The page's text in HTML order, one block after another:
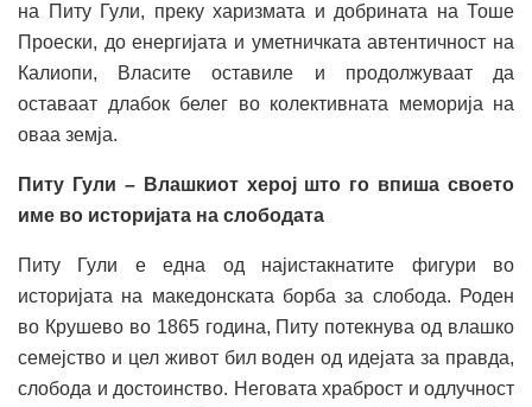
на Питу Гули, преку харизмата и добрината на Тоше
Проески, до енергијата и уметничката автентичност на
Калиопи, Власите оставиле и продолжуваат да
оставаат длабок белег во колективната меморија на
оваа земја.
Питу Гули – Влашкиот херој што го впиша своето
име во историјата на слободата
Питу Гули е една од најистакнатите фигури во
историјата на македонската борба за слобода. Роден
во Крушево во 1865 година, Питу потекнува од влашко
семејство и цел живот бил воден од идејата за правда,
слобода и достоинство. Неговата храброст и одлучност